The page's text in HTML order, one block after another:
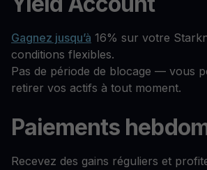
Gagnez jusqu’à 16% sur votre
conditions flexibles.
Pas de période de blocage — vous
retirer vos actifs à tout moment.
Paiements
Recevez des gains réguliers et